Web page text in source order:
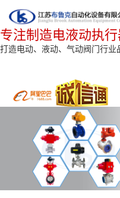
专注制造电液动执行
打造电动、液动、气动阀门行业